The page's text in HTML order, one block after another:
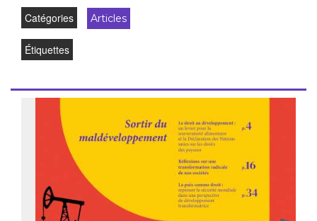
Catégories Articles
Étiquettes